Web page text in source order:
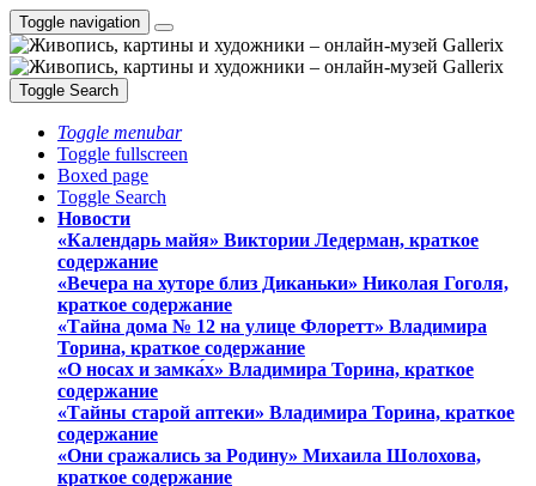
Toggle navigation
Toggle Search
Toggle menubar
Toggle fullscreen
Boxed page
Toggle Search
Новости
«Календарь майя» Виктории Ледерман, краткое
содержание
«Вечера на хуторе близ Диканьки» Николая Гоголя,
краткое содержание
«Тайна дома № 12 на улице Флоретт» Владимира
Торина, краткое содержание
«О носах и замка́х» Владимира Торина, краткое
содержание
«Тайны старой аптеки» Владимира Торина, краткое
содержание
«Они сражались за Родину» Михаила Шолохова,
краткое содержание